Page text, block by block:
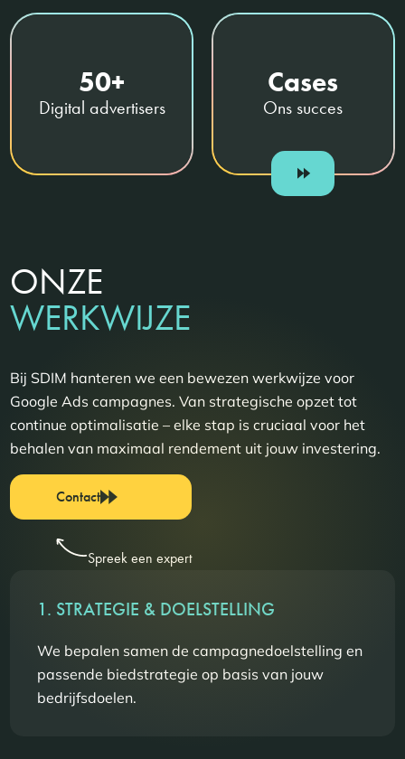
50+
Digital advertisers
Cases
Ons succes
ONZE
WERKWIJZE
Bij SDIM hanteren we een bewezen werkwijze voor
Google Ads campagnes. Van strategische opzet tot
continue optimalisatie – elke stap is cruciaal voor het
behalen van maximaal rendement uit jouw investering.
Contact
Spreek een expert
1. STRATEGIE & DOELSTELLING
We bepalen samen de campagnedoelstelling en
passende biedstrategie op basis van jouw
bedrijfsdoelen.